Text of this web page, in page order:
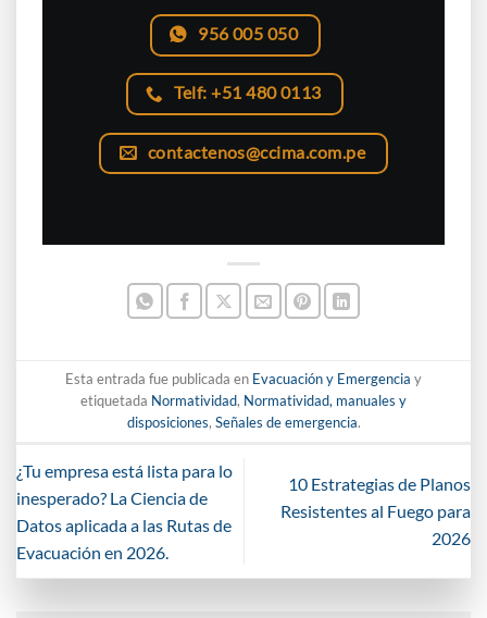
956 005 050
Telf: +51 480 0113
contactenos@ccima.com.pe
Esta entrada fue publicada en Evacuación y Emergencia y
etiquetada Normatividad, Normatividad, manuales y
disposiciones, Señales de emergencia.
¿Tu empresa está lista para lo
inesperado? La Ciencia de
Datos aplicada a las Rutas de
Evacuación en 2026.
10 Estrategias de Planos
Resistentes al Fuego para
2026